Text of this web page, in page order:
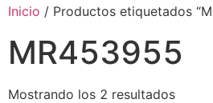
Inicio / Productos etiquetados
MR453955
Mostrando los 2 resultados